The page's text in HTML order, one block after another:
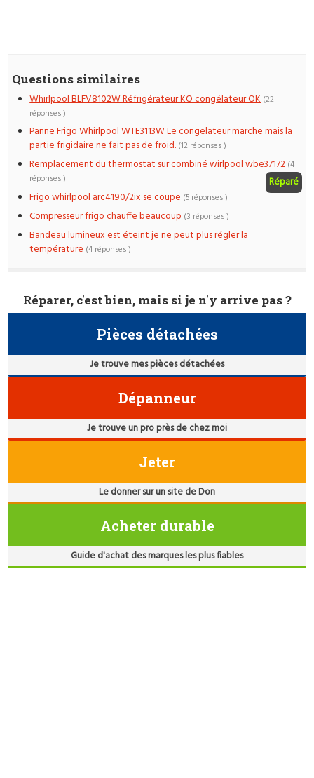
Questions similaires
Whirlpool BLFV8102W Réfrigérateur KO congélateur OK (22
réponses )
Panne Frigo Whirlpool WTE3113W Le congelateur marche mais la
partie frigidaire ne fait pas de froid. (12 réponses )
Remplacement du thermostat sur combiné wirlpool wbe37172
Réparé
(4
réponses )
Frigo whirlpool arc4190/2ix se coupe (5 réponses )
Compresseur frigo chauffe beaucoup (3 réponses )
Bandeau lumineux est éteint je ne peut plus régler la
température (4 réponses )
Réparer, c'est bien, mais si je n'y arrive pas ?
Pièces détachées
Je trouve mes pièces détachées
Dépanneur
Je trouve un pro près de chez moi
Jeter
Le donner sur un site de Don
Acheter durable
Guide d'achat des marques les plus fiables